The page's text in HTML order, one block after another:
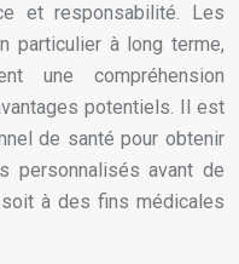
et responsabilité. Les
particulier à long terme,
une compréhension
potentiels. Il est
de santé pour obtenir
personnalisés avant de
à des fins médicales